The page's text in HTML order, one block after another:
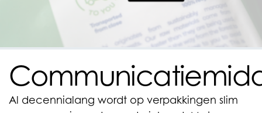
Al decennialang wordt op verpakkingen slim